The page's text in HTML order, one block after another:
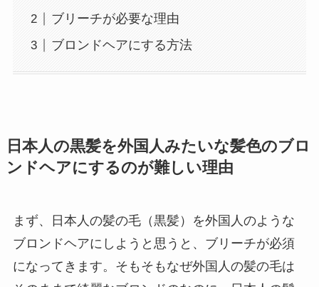
ブリーチが必要な理由
ブロンドヘアにする方法
日本人の黒髪を外国人みたいな髪色のブロ
ンドヘアにするのが難しい理由
まず、日本人の髪の毛（黒髪）を外国人のような
ブロンドヘアにしようと思うと、ブリーチが必須
になってきます。そもそもなぜ外国人の髪の毛は